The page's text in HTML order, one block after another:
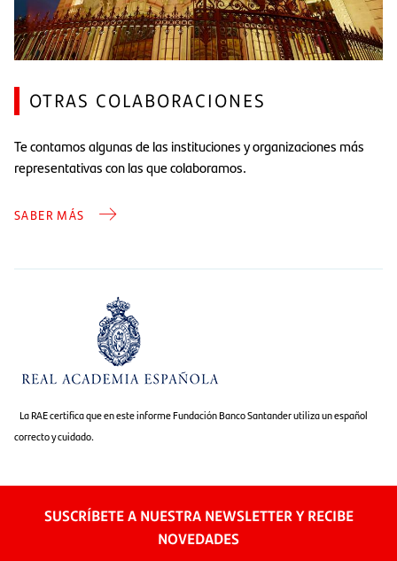
OTRAS COLABORACIONES
Te contamos algunas de las instituciones y organizaciones más
representativas con las que colaboramos.
SABER MÁS
La RAE certifica que en este informe Fundación Banco Santander utiliza un español
correcto y cuidado.
SUSCRÍBETE A NUESTRA NEWSLETTER Y RECIBE
NOVEDADES